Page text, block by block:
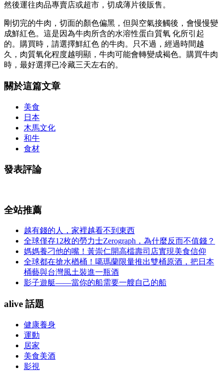
然後運往肉品專賣店或超市，切成薄片後販售。
剛切完的牛肉，切面的顏色偏黑，但與空氣接觸後，會慢慢變
成鮮紅色。這是因為牛肉所含的水溶性蛋白質氧 化所引起
的。購買時，請選擇鮮紅色 的牛肉。只不過，經過時間越
久，肉質氧化程度越明顯，牛肉可能會轉變成褐色。購買牛肉
時，最好選擇已冷藏三天左右的。
關於這篇文章
美食
日本
木馬文化
和牛
食材
發表評論
全站推薦
越有錢的人，家裡越看不到東西
全球僅存12枚的勞力士Zerograph，為什麼反而不值錢？
媽媽養刁他的嘴！黃崇仁開高檔壽司店實現美食信仰
全球都在搶水楢桶！噶瑪蘭限量推出雙桶原酒，把日本
桶藝與台灣風土裝進一瓶酒
影子遊艇——當你的船需要一艘自己的船
alive 話題
健康養身
運動
居家
美食美酒
影視